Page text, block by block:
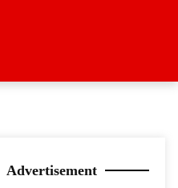
Advertisement